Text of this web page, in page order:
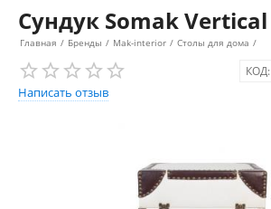
Сундук Somak Vertical
Главная / Бренды / Mak-interior / Столы для дома /
Написать отзыв
КОД: